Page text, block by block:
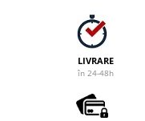
LIVRARE
în 24-48h